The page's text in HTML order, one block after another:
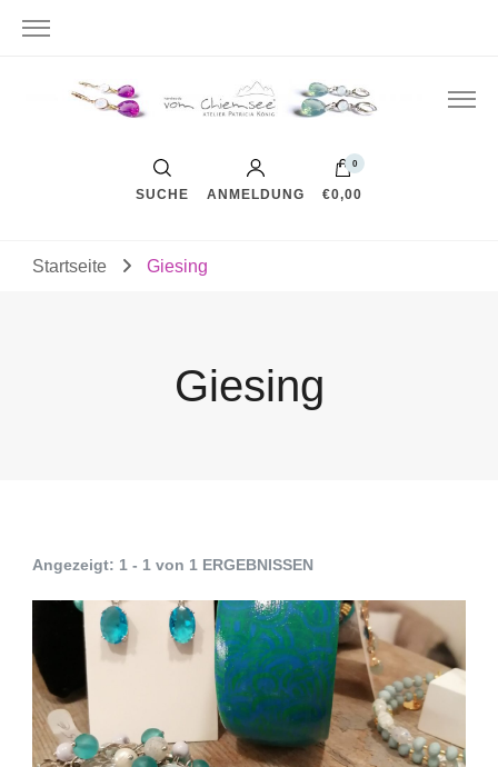
SUCHE ANMELDUNG
0
€0,00
Startseite Giesing
Giesing
Angezeigt: 1 - 1 von 1 ERGEBNISSEN